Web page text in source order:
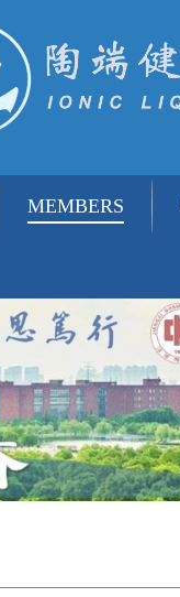
MEMBERS